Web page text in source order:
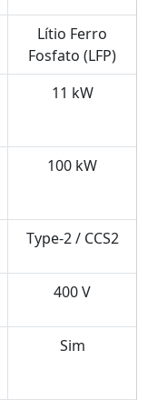
Lítio Ferro
Fosfato (LFP)
11 kW
100 kW
Type-2 / CCS2
400 V
Sim